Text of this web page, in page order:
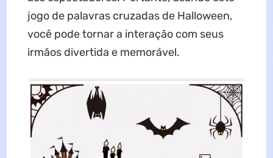
jogo de palavras cruzadas de Halloween,
você pode tornar a interação com seus
irmãos divertida e memorável.